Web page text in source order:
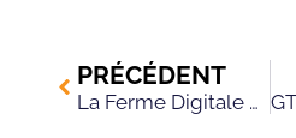
PRÉCÉDENT
La Ferme Digitale du 18 Mai 2020